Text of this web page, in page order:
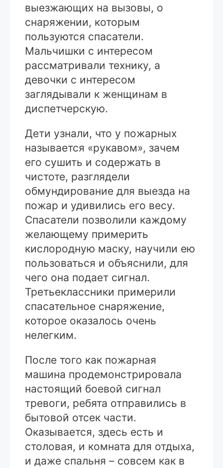
выезжающих на вызовы, о
снаряжении, которым
пользуются спасатели.
Мальчишки с интересом
рассматривали технику, а
девочки с интересом
заглядывали к женщинам в
диспетчерскую.
Дети узнали, что у пожарных
называется «рукавом», зачем
его сушить и содержать в
чистоте, разглядели
обмундирование для выезда на
пожар и удивились его весу.
Спасатели позволили каждому
желающему примерить
кислородную маску, научили ею
пользоваться и объяснили, для
чего она подает сигнал.
Третьеклассники примерили
спасательное снаряжение,
которое оказалось очень
нелегким.
После того как пожарная
машина продемонстрировала
настоящий боевой сигнал
тревоги, ребята отправились в
бытовой отсек части.
Оказывается, здесь есть и
столовая, и комната для отдыха,
и даже спальня – совсем как в